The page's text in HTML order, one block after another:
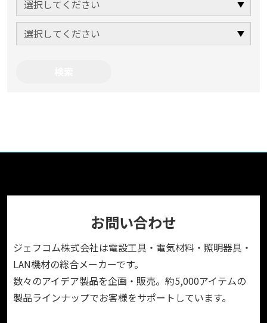
お問い合わせ
ジェフコム株式会社は電設工具・電気材料・照明器具・
LAN機材の総合メーカーです。
数々のアイデア製品を企画・販売。約5,000アイテムの
製品ラインナップでお客様をサポートしています。